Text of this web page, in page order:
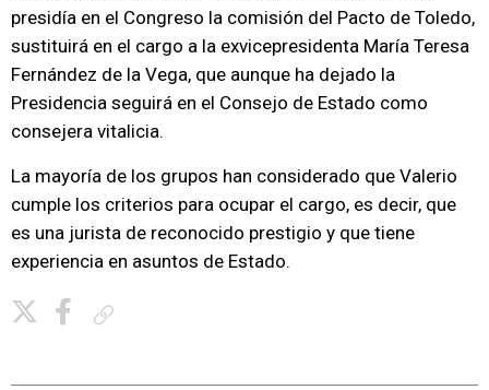
presidía en el Congreso la comisión del Pacto de Toledo,
sustituirá en el cargo a la exvicepresidenta María Teresa
Fernández de la Vega, que aunque ha dejado la
Presidencia seguirá en el Consejo de Estado como
consejera vitalicia.
La mayoría de los grupos han considerado que Valerio
cumple los criterios para ocupar el cargo, es decir, que
es una jurista de reconocido prestigio y que tiene
experiencia en asuntos de Estado.